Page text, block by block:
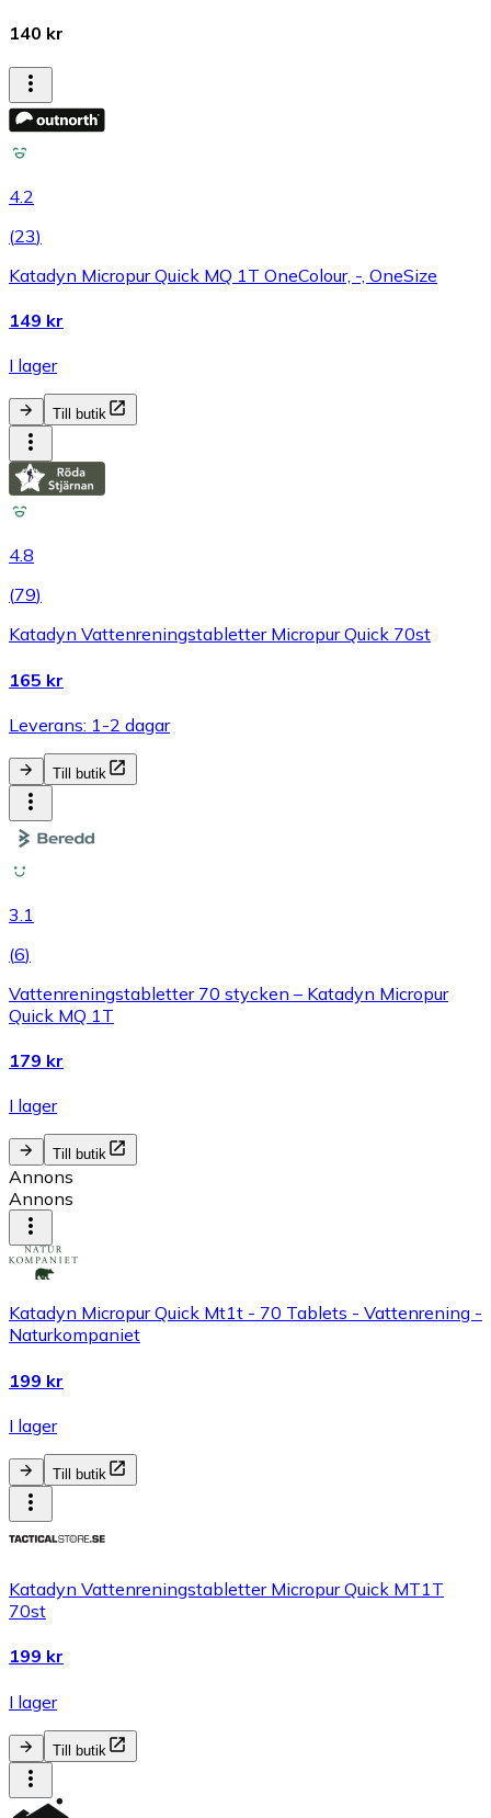
140 kr
4.2
(23)
Katadyn Micropur Quick MQ 1T OneColour, -, OneSize
149 kr
I lager
Till butik
4.8
(79)
Katadyn Vattenreningstabletter Micropur Quick 70st
165 kr
Leverans: 1-2 dagar
Till butik
3.1
(6)
Vattenreningstabletter 70 stycken – Katadyn Micropur
Quick MQ 1T
179 kr
I lager
Till butik
Annons
Annons
Katadyn Micropur Quick Mt1t - 70 Tablets - Vattenrening -
Naturkompaniet
199 kr
I lager
Till butik
Katadyn Vattenreningstabletter Micropur Quick MT1T
70st
199 kr
I lager
Till butik